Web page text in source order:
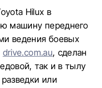
Hilux в
машину переднего
ведения боевых
drive.com.au, сделан
так и в тылу
или